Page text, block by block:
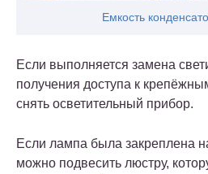
Емкость
Если выполняется замена
получения доступа к
снять осветительный прибор.
Если лампа была закреплена
можно подвесить люстру,